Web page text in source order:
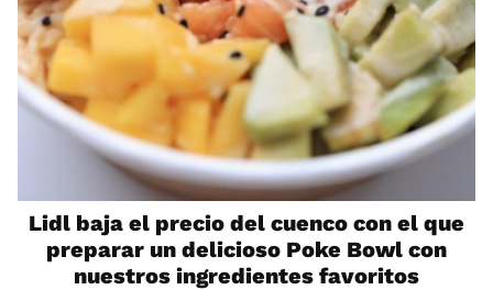
Lidl baja el precio del cuenco con el que
preparar un delicioso Poke Bowl con
nuestros ingredientes favoritos